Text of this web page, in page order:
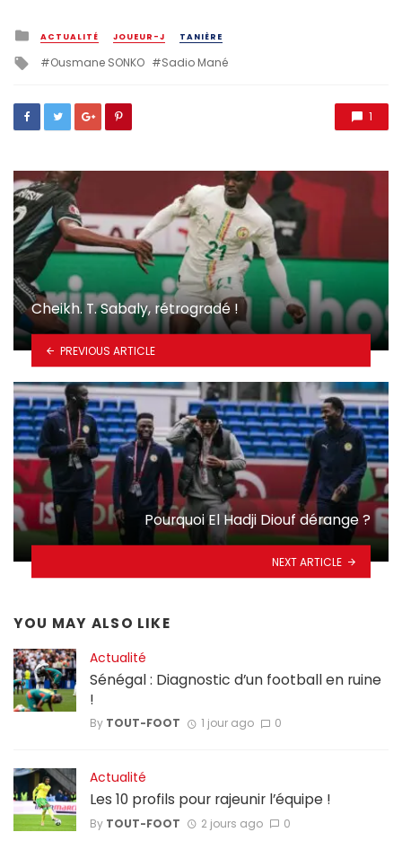
Posted
in
ACTUALITÉ JOUEUR-J TANIÈRE
Tagged
Ousmane SONKO Sadio Mané
1
Cheikh. T. Sabaly, rétrogradé !
PREVIOUS ARTICLE
Pourquoi El Hadji Diouf dérange ?
NEXT ARTICLE
YOU MAY ALSO LIKE
Actualité
Sénégal : Diagnostic d’un football en ruine
!
By TOUT-FOOT 1 jour ago 0
Actualité
Les 10 profils pour rajeunir l’équipe !
By TOUT-FOOT 2 jours ago 0